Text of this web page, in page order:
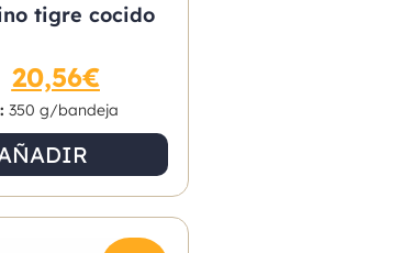
tigre cocido
20,56€
350 g/bandeja